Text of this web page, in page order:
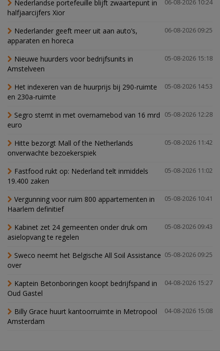
06-08-2026 10:24
Nederlandse portefeuille blijft zwaartepunt in
halfjaarcijfers Xior
06-08-2026 09:25
Nederlander geeft meer uit aan auto’s,
apparaten en horeca
05-08-2026 15:18
Nieuwe huurders voor bedrijfsunits in
Amstelveen
05-08-2026 14:53
Het indexeren van de huurprijs bij 290-ruimte
en 230a-ruimte
05-08-2026 12:28
Segro stemt in met overnamebod van 16 mrd
euro
05-08-2026 11:42
Hitte bezorgt Mall of the Netherlands
onverwachte bezoekerspiek
05-08-2026 11:02
Fastfood rukt op: Nederland telt inmiddels
19.400 zaken
05-08-2026 10:41
Vergunning voor ruim 800 appartementen in
Haarlem definitief
05-08-2026 09:43
Kabinet zet 24 gemeenten onder druk om
asielopvang te regelen
05-08-2026 09:25
Sweco neemt het Belgische All Soil Assistance
over
04-08-2026 15:27
Kaptein Betonboringen koopt bedrijfspand in
Oud Gastel
04-08-2026 15:08
Billy Grace huurt kantoorruimte in Metropool
Amsterdam